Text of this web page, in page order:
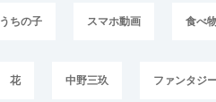
うちの子 スマホ動画 食べ
花 中野三玖 ファンタジ